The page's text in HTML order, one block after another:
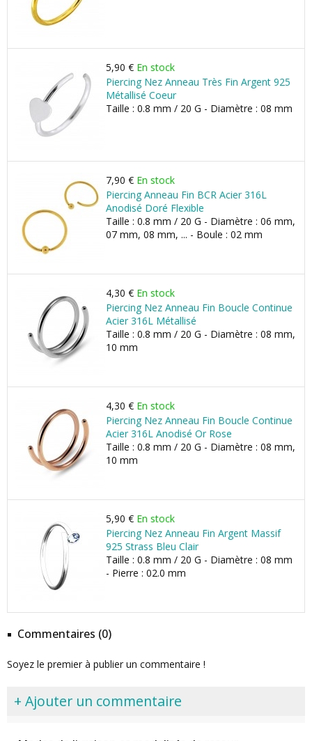
5,90 € En stock
Piercing Nez Anneau Très Fin Argent 925
Métallisé Coeur
Taille : 0.8 mm / 20 G - Diamètre : 08 mm
7,90 € En stock
Piercing Anneau Fin BCR Acier 316L
Anodisé Doré Flexible
Taille : 0.8 mm / 20 G - Diamètre : 06 mm,
07 mm, 08 mm, ... - Boule : 02 mm
4,30 € En stock
Piercing Nez Anneau Fin Boucle Continue
Acier 316L Métallisé
Taille : 0.8 mm / 20 G - Diamètre : 08 mm,
10 mm
4,30 € En stock
Piercing Nez Anneau Fin Boucle Continue
Acier 316L Anodisé Or Rose
Taille : 0.8 mm / 20 G - Diamètre : 08 mm,
10 mm
5,90 € En stock
Piercing Nez Anneau Fin Argent Massif
925 Strass Bleu Clair
Taille : 0.8 mm / 20 G - Diamètre : 08 mm
- Pierre : 02.0 mm
Commentaires (0)
Soyez le premier à publier un commentaire !
+ Ajouter un commentaire